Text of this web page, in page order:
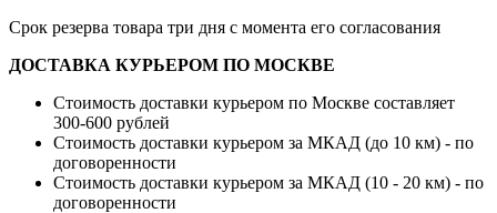
Срок резерва товара три дня с момента его согласования
ДОСТАВКА КУРЬЕРОМ ПО МОСКВЕ
Стоимость доставки курьером по Москве составляет
300-600 рублей
Стоимость доставки курьером за МКАД (до 10 км) - по
договоренности
Стоимость доставки курьером за МКАД (10 - 20 км) - по
договоренности